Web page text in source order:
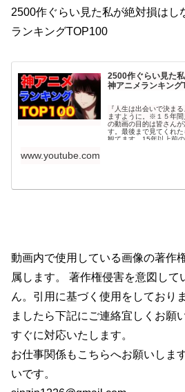
2500作ぐらい見た私が絶対損はし
ランキングTOP100
2500作ぐらい見た
神アニメランキング
『人生は出会いで決ま
ますように。※１５年間
の動画の目的は皆さん
す。最後まで見てくれ
観てます。15年以上前
www.youtube.com
動画内で使用している画像の著作
属します。 著作権侵害を意図して
ん。引用に基づく使用をしており
ましたら下記にご連絡宜しくお願
すぐに対応いたします。
お仕事関係もこちらへお願いしま
いです。